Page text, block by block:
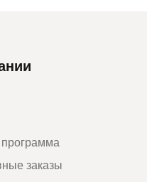
заказы